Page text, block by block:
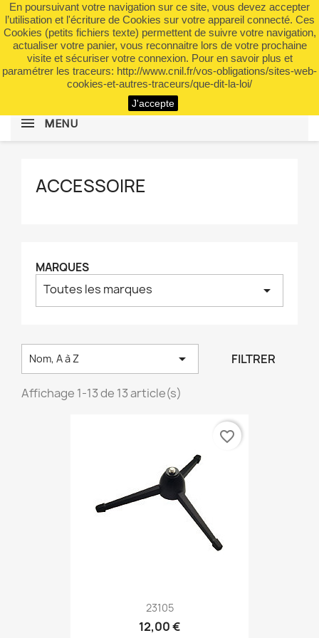
En poursuivant votre navigation sur ce site, vous devez accepter
l’utilisation et l'écriture de Cookies sur votre appareil connecté. Ces
Cookies (petits fichiers texte) permettent de suivre votre navigation,
actualiser votre panier, vous reconnaitre lors de votre prochaine
visite et sécuriser votre connexion. Pour en savoir plus et
paramétrer les traceurs: http://www.cnil.fr/vos-obligations/sites-web-
cookies-et-autres-traceurs/que-dit-la-loi/
J'accepte
 shopping_cart (0)

search
MENU
ACCESSOIRE
MARQUES
Toutes les marques arrow_drop_down
Nom, A à Z  FILTRER
Affichage 1-13 de 13 article(s)
23105
12,00 €
favorite_border